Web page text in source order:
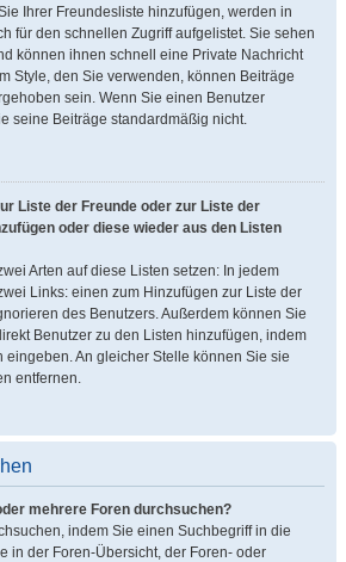
Ihrer Freundesliste hinzufügen, werden in
für den schnellen Zugriff aufgelistet. Sie sehen
können ihnen schnell eine Private Nachricht
Style, den Sie verwenden, können Beiträge
sein. Wenn Sie einen Benutzer
seine Beiträge standardmäßig nicht.
Liste der Freunde oder zur Liste der
oder diese wieder aus den Listen
Arten auf diese Listen setzen: In jedem
Links: einen zum Hinzufügen zur Liste der
des Benutzers. Außerdem können Sie
Benutzer zu den Listen hinzufügen, indem
eingeben. An gleicher Stelle können Sie sie
entfernen.
mehrere Foren durchsuchen?
indem Sie einen Suchbegriff in die
in der Foren-Übersicht, der Foren- oder